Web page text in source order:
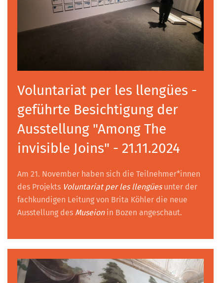
Voluntariat per les llengües -
geführte Besichtigung der
Ausstellung "Among The
invisible Joins" - 21.11.2024
Am 21. November haben sich die Teilnehmer*innen
des Projekts Voluntariat per les llengüesunter der
fachkundigen Leitung von Brita Köhler die neue
Ausstellung des Museionin Bozen angeschaut.